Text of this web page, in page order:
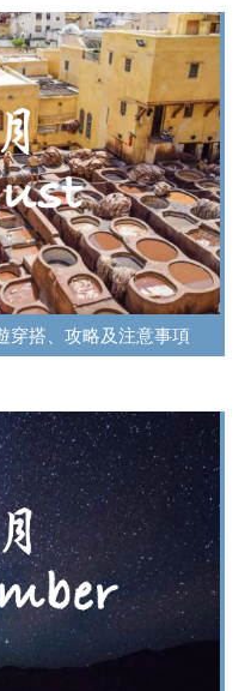
穿搭、攻略及注意事項